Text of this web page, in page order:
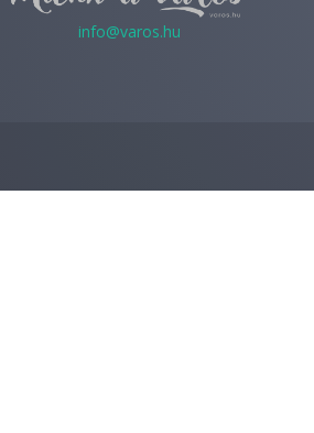
info@varos.hu